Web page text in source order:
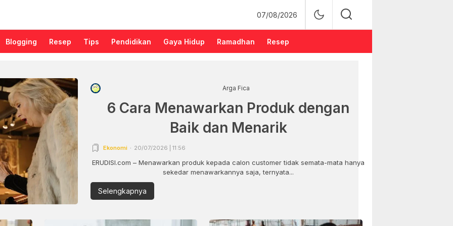
07/08/2026
Blogging Resep Tips Pendidikan Gaya Hidup Ramadhan Resep
Arga Fica
6 Cara Menawarkan Produk dengan
Baik dan Menarik
Ekonomi 20/07/2026 | 11:56
ERUDISI.com – Menawarkan produk kepada calon customer tidak semata-mata hanya
sekedar menawarkannya saja, ternyata...
Selengkapnya